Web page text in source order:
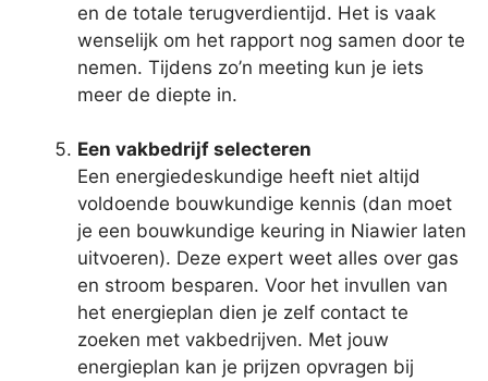
en de totale terugverdientijd. Het is vaak
wenselijk om het rapport nog samen door te
nemen. Tijdens zo’n meeting kun je iets
meer de diepte in.
Een vakbedrijf selecteren
Een energiedeskundige heeft niet altijd
voldoende bouwkundige kennis (dan moet
je een bouwkundige keuring in Niawier laten
uitvoeren). Deze expert weet alles over gas
en stroom besparen. Voor het invullen van
het energieplan dien je zelf contact te
zoeken met vakbedrijven. Met jouw
energieplan kan je prijzen opvragen bij